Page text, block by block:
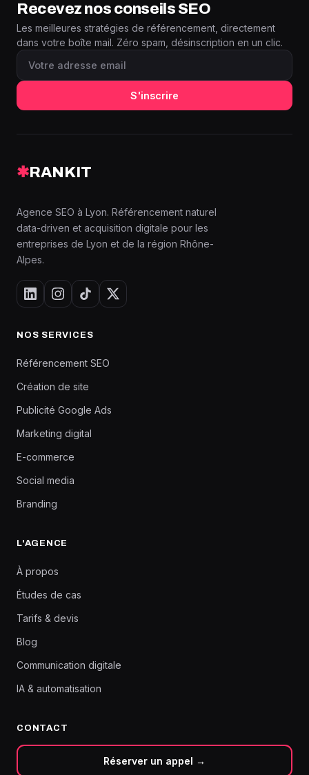
Recevez nos conseils SEO
Les meilleures stratégies de référencement, directement
dans votre boîte mail. Zéro spam, désinscription en un clic.
S'inscrire
✱ RANKIT
Agence SEO à Lyon. Référencement naturel
data-driven et acquisition digitale pour les
entreprises de Lyon et de la région Rhône-
Alpes.
NOS SERVICES
Référencement SEO
Création de site
Publicité Google Ads
Marketing digital
E-commerce
Social media
Branding
L'AGENCE
À propos
Études de cas
Tarifs & devis
Blog
Communication digitale
IA & automatisation
CONTACT
Réserver un appel →